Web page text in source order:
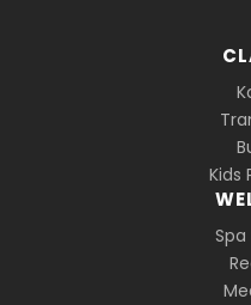
Kids
Spa